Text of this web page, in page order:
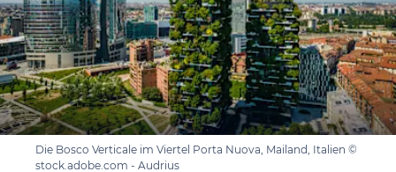
Die Bosco Verticale im Viertel Porta Nuova, Mailand, Italien ©
stock.adobe.com - Audrius